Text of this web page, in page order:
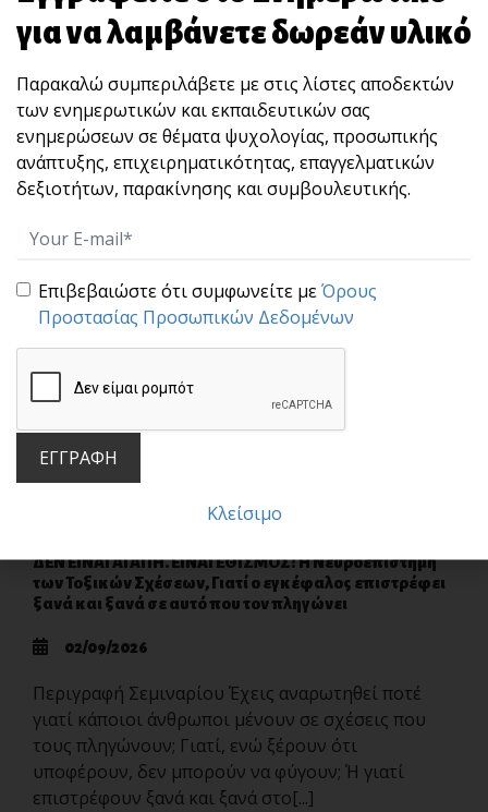
ΔΕΝ ΕΙΝΑΙ ΑΓΑΠΗ. ΕΙΝΑΙ ΕΘΙΣΜΟΣ! Η Νευροεπιστήμη
των Τοξικών Σχέσεων, Γιατί ο εγκέφαλος επιστρέφει
ξανά και ξανά σε αυτό που τον πληγώνει
02/09/2026
Περιγραφή Σεμιναρίου Έχεις αναρωτηθεί ποτέ
γιατί κάποιοι άνθρωποι μένουν σε σχέσεις που
τους πληγώνουν; Γιατί, ενώ ξέρουν ότι
υποφέρουν, δεν μπορούν να φύγουν; Ή γιατί
επιστρέφουν ξανά και ξανά στο[...]
για να λαμβάνετε δωρεάν υλικό
Παρακαλώ συμπεριλάβετε με στις λίστες αποδεκτών
των ενημερωτικών και εκπαιδευτικών σας
ενημερώσεων σε θέματα ψυχολογίας, προσωπικής
ανάπτυξης, επιχειρηματικότητας, επαγγελματικών
δεξιοτήτων, παρακίνησης και συμβουλευτικής.
Επιβεβαιώστε ότι συμφωνείτε μεΌρους
Προστασίας Προσωπικών Δεδομένων
ΕΓΓΡΑΦΗ
Κλείσιμο